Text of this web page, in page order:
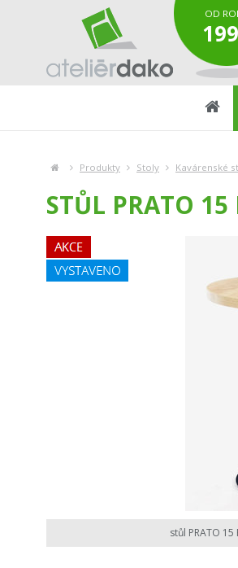
OD
Produkty Stoly Kavárenské
STŮL PRATO 15
stůl PRATO